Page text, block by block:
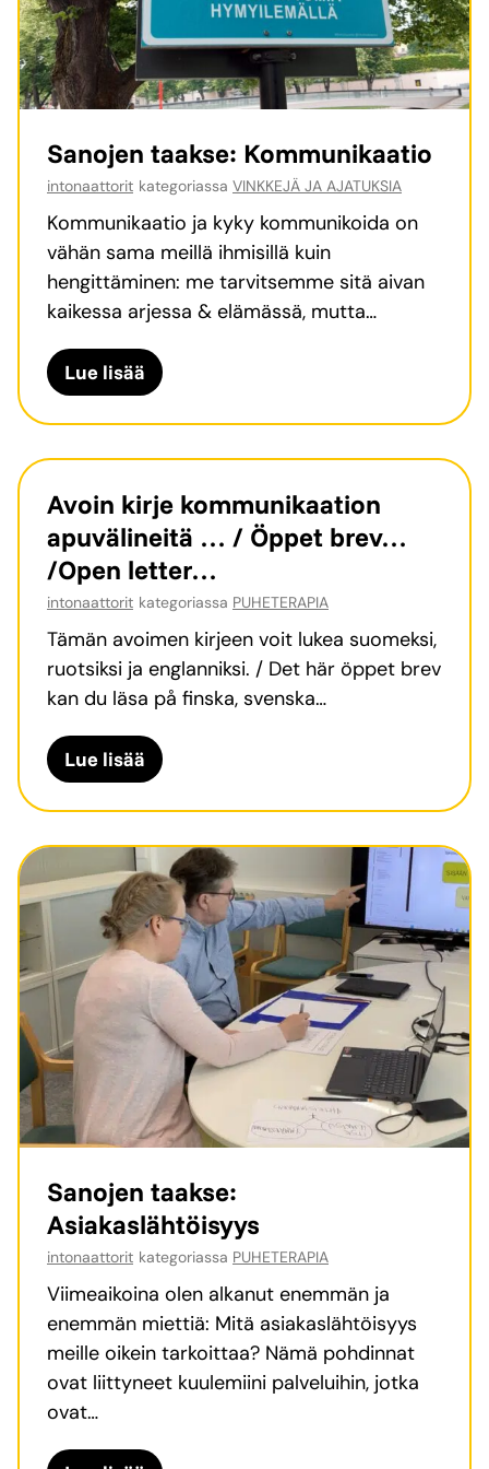
p
i
e
n
t
e
o
t
s
r
a
a
a
s
s
a
l
u
o
a
t
s
u
u
r
i
a
m
u
o
k
a
:
m
i
e
n
p
a
l
j
s
o
t
-
a
m
m
a
t
t
a
i
n
e
n
s
a
a
k
n
n
l
l
ä
a
i
k
n
Sanojen taakse: Kommunikaatio
intonaattorit kategoriassa VINKKEJÄ JA AJATUKSIA
Kommunikaatio ja kyky kommunikoida on
vähän sama meillä ihmisillä kuin
hengittäminen: me tarvitsemme sitä aivan
kaikessa arjessa & elämässä, mutta…
Lue lisää
a
n
o
e
n
t
a
a
k
s
K
o
m
m
u
n
i
a
i
o
Avoin kirje kommunikaation
apuvälineitä … / Öppet brev…
/Open letter…
intonaattorit kategoriassa PUHETERAPIA
Tämän avoimen kirjeen voit lukea suomeksi,
ruotsiksi ja englanniksi. / Det här öppet brev
kan du läsa på finska, svenska…
Lue lisää
v
o
i
n
k
i
r
e
m
m
n
i
k
a
a
t
i
Sanojen taakse:
Asiakaslähtöisyys
intonaattorit kategoriassa PUHETERAPIA
Viimeaikoina olen alkanut enemmän ja
enemmän miettiä: Mitä asiakaslähtöisyys
meille oikein tarkoittaa? Nämä pohdinnat
ovat liittyneet kuulemiini palveluihin, jotka
ovat…